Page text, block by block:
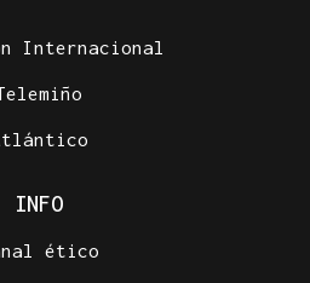
Internacional
INFO
ético